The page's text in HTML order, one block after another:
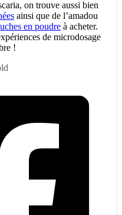
on trouve aussi bien
ainsi que de l’amadou
en poudre à acheter.
de microdosage
!